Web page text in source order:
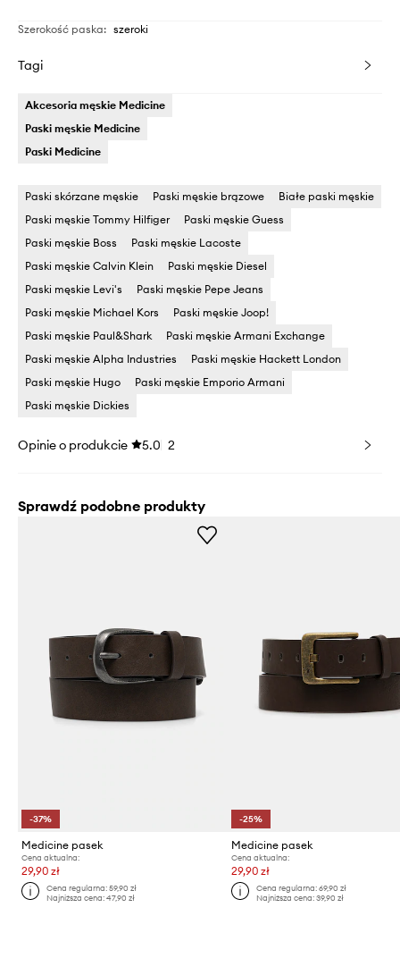
Szerokość paska: szeroki
Tagi
Akcesoria męskie Medicine
Paski męskie Medicine
Paski Medicine
Paski skórzane męskie Paski męskie brązowe
Białe paski męskie
Paski męskie Tommy Hilfiger
Paski męskie Guess
Paski męskie Boss
Paski męskie Lacoste
Paski męskie Calvin Klein
Paski męskie Diesel
Paski męskie Levi's
Paski męskie Pepe Jeans
Paski męskie Michael Kors
Paski męskie Joop!
Paski męskie Paul&Shark
Paski męskie Armani Exchange
Paski męskie Alpha Industries
Paski męskie Hackett London
Paski męskie Hugo
Paski męskie Emporio Armani
Paski męskie Dickies
Opinie o produkcie 5.0 2
Sprawdź podobne produkty
-37%
Medicine pasek
Cena aktualna:
29,90 zł
Cena regularna:59,90 zł
Najniższa cena:47,90 zł
-25%
Medicine pasek
Cena aktualna:
29,90 zł
Cena regularna: 69,90 zł
Najniższa cena: 39,90 zł